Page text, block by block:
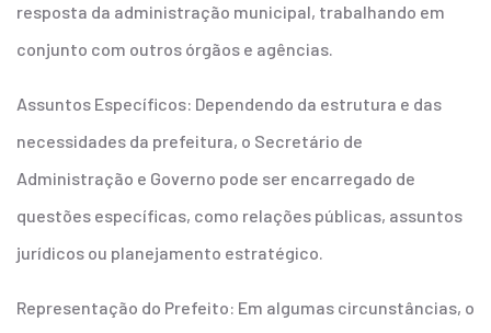
resposta da administração municipal, trabalhando em
conjunto com outros órgãos e agências.
Assuntos Específicos: Dependendo da estrutura e das
necessidades da prefeitura, o Secretário de
Administração e Governo pode ser encarregado de
questões específicas, como relações públicas, assuntos
jurídicos ou planejamento estratégico.
Representação do Prefeito: Em algumas circunstâncias, o